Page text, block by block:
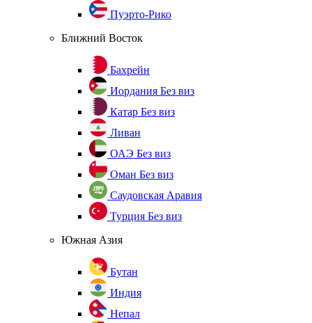
Пуэрто-Рико
Ближний Восток
Бахрейн
Иордания Без виз
Катар Без виз
Ливан
ОАЭ Без виз
Оман Без виз
Саудовская Аравия
Турция Без виз
Южная Азия
Бутан
Индия
Непал